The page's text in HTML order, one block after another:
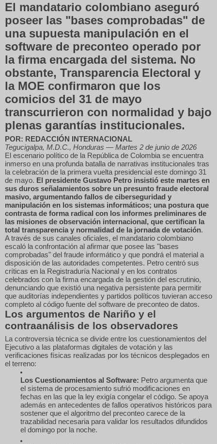
El mandatario colombiano aseguró
poseer las "bases comprobadas" de
una supuesta manipulación en el
software de preconteo operado por
la firma encargada del sistema. No
obstante, Transparencia Electoral y
la MOE confirmaron que los
comicios del 31 de mayo
transcurrieron con normalidad y bajo
plenas garantías institucionales.
POR: REDACCIÓN INTERNACIONAL
Tegucigalpa, M.D.C., Honduras — Martes 2 de junio de 2026
El escenario político de la República de Colombia se encuentra
inmerso en una profunda batalla de narrativas institucionales tras
la celebración de la primera vuelta presidencial este domingo 31
de mayo. El presidente Gustavo Petro insistió este martes en
sus duros señalamientos sobre un presunto fraude electoral
masivo, argumentando fallos de ciberseguridad y
manipulación en los sistemas informáticos; una postura que
contrasta de forma radical con los informes preliminares de
las misiones de observación internacional, que certifican la
total transparencia y normalidad de la jornada de votación.
A través de sus canales oficiales, el mandatario colombiano
escaló la confrontación al afirmar que posee las "bases
comprobadas" del fraude informático y que pondrá el material a
disposición de las autoridades competentes. Petro centró sus
críticas en la Registraduría Nacional y en los contratos
celebrados con la firma encargada de la gestión del escrutinio,
denunciando que existió una negativa persistente para permitir
que auditorías independientes y partidos políticos tuvieran acceso
completo al código fuente del software de preconteo de datos.
Los argumentos de Nariño y el
contraanálisis de los observadores
La controversia técnica se divide entre los cuestionamientos del
Ejecutivo a las plataformas digitales de votación y las
verificaciones físicas realizadas por los técnicos desplegados en
el terreno:
Los Cuestionamientos al Software: Petro argumenta que
el sistema de procesamiento sufrió modificaciones en
fechas en las que la ley exigía congelar el código. Se apoya
además en antecedentes de fallos operativos históricos para
sostener que el algoritmo del preconteo carece de la
trazabilidad necesaria para validar los resultados difundidos
el domingo por la noche.